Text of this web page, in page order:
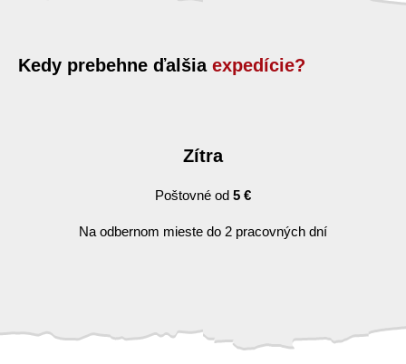
Kedy prebehne ďalšia expedície?
Zítra
Poštovné od 5 €
Na odbernom mieste do 2 pracovných dní